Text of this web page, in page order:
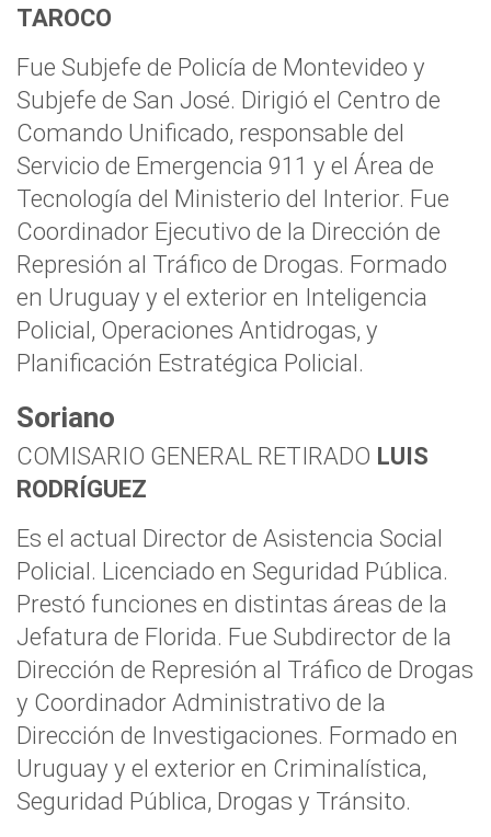
TAROCO
Fue Subjefe de Policía de Montevideo y
Subjefe de San José. Dirigió el Centro de
Comando Unificado, responsable del
Servicio de Emergencia 911 y el Área de
Tecnología del Ministerio del Interior. Fue
Coordinador Ejecutivo de la Dirección de
Represión al Tráfico de Drogas. Formado
en Uruguay y el exterior en Inteligencia
Policial, Operaciones Antidrogas, y
Planificación Estratégica Policial.
Soriano
COMISARIO GENERAL RETIRADO LUIS
RODRÍGUEZ
Es el actual Director de Asistencia Social
Policial. Licenciado en Seguridad Pública.
Prestó funciones en distintas áreas de la
Jefatura de Florida. Fue Subdirector de la
Dirección de Represión al Tráfico de Drogas
y Coordinador Administrativo de la
Dirección de Investigaciones. Formado en
Uruguay y el exterior en Criminalística,
Seguridad Pública, Drogas y Tránsito.